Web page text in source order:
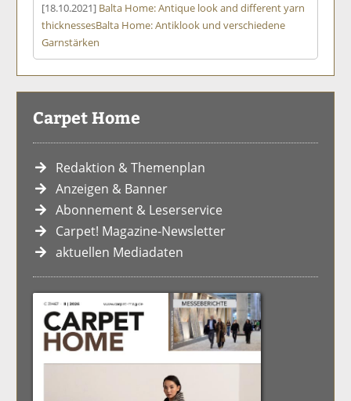
[18.10.2021] Balta Home: Antique look and different yarn
thicknessesBalta Home: Antiklook und verschiedene
Garnstärken
Carpet Home
Redaktion & Themenplan
Anzeigen & Banner
Abonnement & Leserservice
Carpet! Magazine-Newsletter
aktuellen Mediadaten